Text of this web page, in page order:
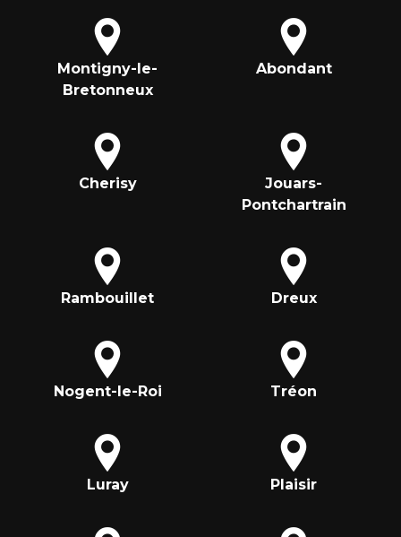
Montigny-le-
Bretonneux
Abondant
Cherisy
Jouars-
Pontchartrain
Rambouillet Dreux
Nogent-le-Roi Tréon
Luray Plaisir